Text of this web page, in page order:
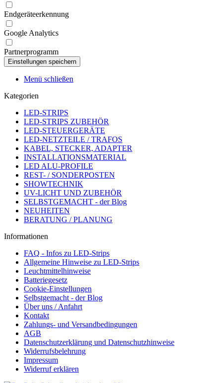
Endgeräteerkennung
Google Analytics
Partnerprogramm
Menü schließen
Kategorien
LED-STRIPS
LED-STRIPS ZUBEHÖR
LED-STEUERGERÄTE
LED-NETZTEILE / TRAFOS
KABEL, STECKER, ADAPTER
INSTALLATIONSMATERIAL
LED ALU-PROFILE
REST- / SONDERPOSTEN
SHOWTECHNIK
UV-LICHT UND ZUBEHÖR
SELBSTGEMACHT - der Blog
NEUHEITEN
BERATUNG / PLANUNG
Informationen
FAQ - Infos zu LED-Strips
Allgemeine Hinweise zu LED-Strips
Leuchtmittelhinweise
Batteriegesetz
Cookie-Einstellungen
Selbstgemacht - der Blog
Über uns / Anfahrt
Kontakt
Zahlungs- und Versandbedingungen
AGB
Datenschutzerklärung und Datenschutzhinweise
Widerrufsbelehrung
Impressum
Widerruf erklären